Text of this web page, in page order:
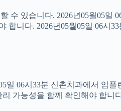
수 있습니다. 2026년05월05일
합니다. 2026년05월05일 06시33
06시33분 신촌치과에서 임
가능성을 함께 확인해야 합니